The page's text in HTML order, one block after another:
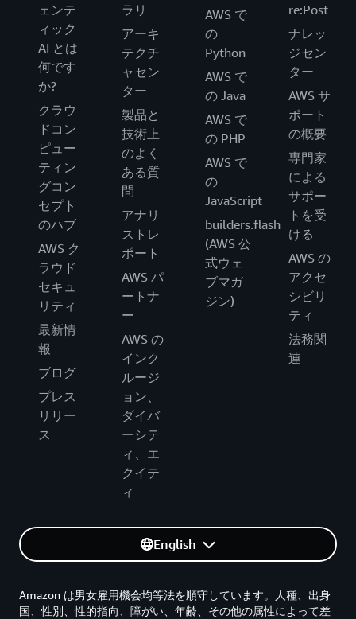
ェンテ
ィック
AI とは
何です
か?
クラウ
ドコン
ピュー
ティン
グコン
セプト
のハブ
AWS ク
ラウド
セキュ
リティ
最新情
報
ブログ
プレス
リリー
ス
ラリ
アーキ
テクチ
ャセン
ター
製品と
技術上
のよく
ある質
問
アナリ
ストレ
ポート
AWS パ
ートナ
ー
AWS の
インク
ルージ
ョン、
ダイバ
ーシテ
ィ、エ
クイテ
ィ
AWS で
の
Python
AWS で
の Java
AWS で
の PHP
AWS で
の
JavaScript
builders.flash
(AWS 公
式ウェ
ブマガ
ジン)
re:Post
ナレッ
ジセン
ター
AWS サ
ポート
の概要
専門家
による
サポー
トを受
ける
AWS の
アクセ
シビリ
ティ
法務関
連
English
Amazon は男女雇用機会均等法を順守しています。人種、出身
国、性別、性的指向、障がい、年齢、その他の属性によって差